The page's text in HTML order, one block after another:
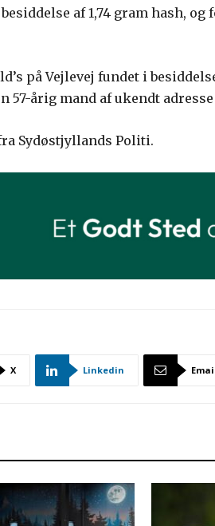
af 1,74 gram hash, og
på Vejlevej fundet i
57-årig mand af ukendt
Sydøstjyllands Politi.
X Linkedin